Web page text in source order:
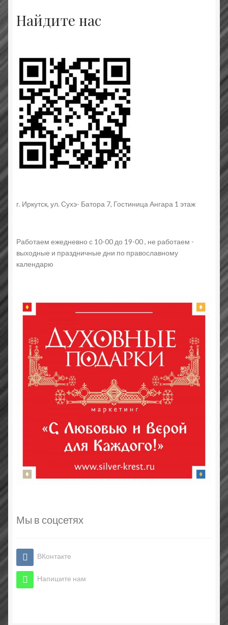
Найдите нас
г. Иркутск, ул. Сухэ- Батора 7, Гостиница Ангара 1 этаж
Работаем ежедневно с 10-00 до 19-00 , не работаем -
выходные и праздничные дни по православному
календарю
Мы в соцсетях
ВКонтакте
Напишите нам